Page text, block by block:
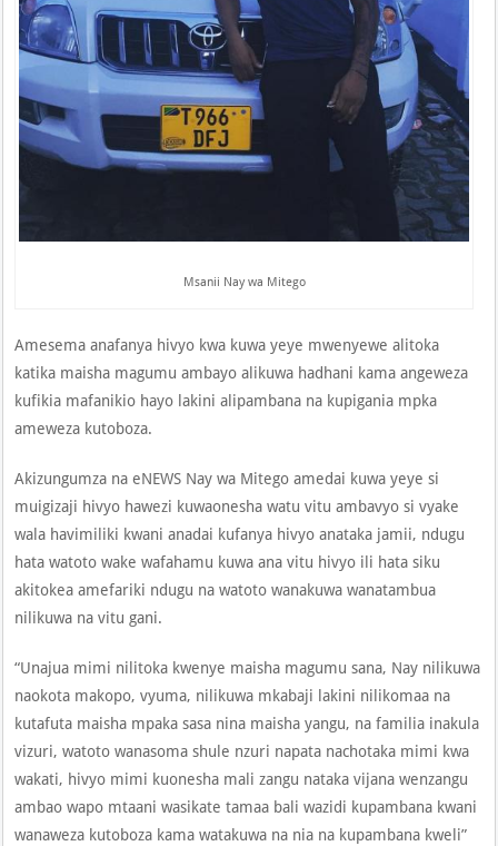
Msanii Nay wa Mitego
Amesema anafanya hivyo kwa kuwa yeye mwenyewe alitoka
katika maisha magumu ambayo alikuwa hadhani kama angeweza
kufikia mafanikio hayo lakini alipambana na kupigania mpka
ameweza kutoboza.
Akizungumza na eNEWS Nay wa Mitego amedai kuwa yeye si
muigizaji hivyo hawezi kuwaonesha watu vitu ambavyo si vyake
wala havimiliki kwani anadai kufanya hivyo anataka jamii, ndugu
hata watoto wake wafahamu kuwa ana vitu hivyo ili hata siku
akitokea amefariki ndugu na watoto wanakuwa wanatambua
nilikuwa na vitu gani.
“Unajua mimi nilitoka kwenye maisha magumu sana, Nay nilikuwa
naokota makopo, vyuma, nilikuwa mkabaji lakini nilikomaa na
kutafuta maisha mpaka sasa nina maisha yangu, na familia inakula
vizuri, watoto wanasoma shule nzuri napata nachotaka mimi kwa
wakati, hivyo mimi kuonesha mali zangu nataka vijana wenzangu
ambao wapo mtaani wasikate tamaa bali wazidi kupambana kwani
wanaweza kutoboza kama watakuwa na nia na kupambana kweli”